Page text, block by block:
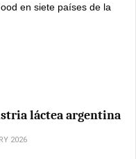
en siete países de la
láctea argentina
2026